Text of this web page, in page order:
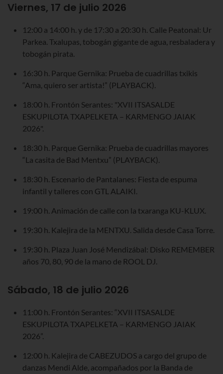
Viernes, 17 de julio 2026
12:00 a 14:00 h. y de 17:30 a 20:30 h. Calle Peatonal: Ur
Parkea. Txalupas, tobogán gigante de agua, resbaladera y
tobogán pirata.
16:30 h. Parque Gernika: Prueba de cuadrillas txikis
“Ama, quiero ser artista!” (PLAYBACK).
18:00 h. Frontón Serantes: "XVII ITSASALDE
ESKUPILOTA TXAPELKETA – KARMENGO JAIAK
2026".
18:30 h. Parque Gernika: Prueba de cuadrillas mayores
“La casita de Bad Mentxu” (PLAYBACK).
18:30 h. Escenario de Pantalanes: Fiesta de espuma
infantil y talleres con GTL ALAIKI.
19:00 h. Animación de calle con la txaranga KU-KLUX.
19:30 h. Kalejira de la MENTXU. Salida desde Casa Torre.
19:30 h. Plaza Juan José Mendizábal: Disko REMEMBER
años 70, 80, 90 de la mano de ROOL DJ.
Sábado, 18 de julio 2026
11:00 h. Frontón Serantes: “XVII ITSASALDE
ESKUPILOTA TXAPELKETA – KARMENGO JAIAK
2026”.
12:00 h. Kalejira de CABEZUDOS a cargo del grupo de
danzas Mendi Alde, acompañados por la Banda de